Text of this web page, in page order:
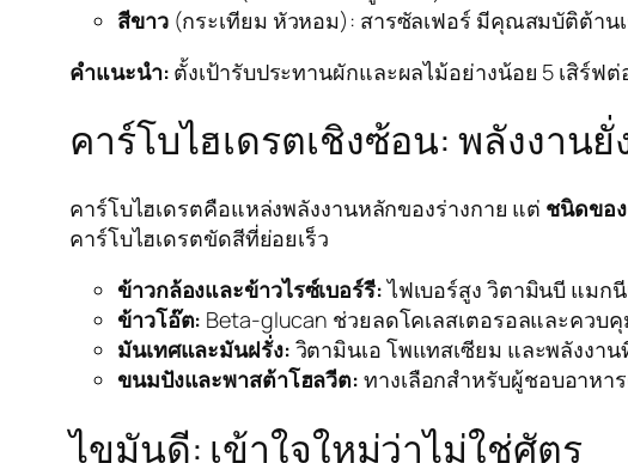
สีขาว(กระเทียม หัวหอม): สารซัลเฟอร์ มีคุณสมบัติต้าน
คำแนะนำ: ตั้งเป้ารับประทานผักและผลไม้อย่างน้อย 5 เสิร์ฟ
คาร์โบไฮเดรตเชิงซ้อน: พลังงาน
คาร์โบไฮเดรตคือแหล่งพลังงานหลักของร่างกาย แต่ ชนิดขอ
คาร์โบไฮเดรตขัดสีที่ย่อยเร็ว
ข้าวกล้องและข้าวไรซ์เบอร์รี:ไฟเบอร์สูง วิตามินบี แมก
ข้าวโอ๊ต: Beta-glucan ช่วยลดโคเลสเตอรอลและควบ
มันเทศและมันฝรั่ง: วิตามินเอ โพแทสเซียม และพลังงา
ขนมปังและพาสต้าโฮลวีต: ทางเลือกสำหรับผู้ชอบอาหา
ไขมันดี: เข้าใจใหม่ว่าไม่ใช่ศัตรู